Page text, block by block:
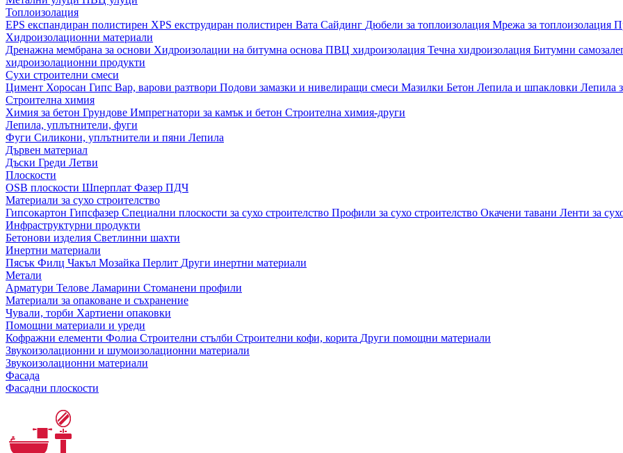
Топлоизолация
EPS експандиран полистирен XPS екструдиран полистирен Вата Сайдинг Дюбели за топлоизолация Мрежа за топлоизолация
Хидроизолационни материали
Дренажна мембрана за основи Хидроизолации на битумна основа ПВЦ хидроизолация Течна хидроизолация Битумни
хидроизолационни продукти
Сухи строителни смеси
Цимент Хоросан Гипс Вар, варови разтвори Подови замазки и нивелиращи смеси Мазилки Бетон Лепила и шпакловки Лепила
Строителна химия
Химия за бетон Грундове Импрегнатори за камък и бетон Строителна химия-други
Лепила, уплътнители, фуги
Фуги Силикони, уплътнители и пяни Лепила
Дървен материал
Дъски Греди Летви
Плоскости
OSB плоскости Шперплат Фазер ПДЧ
Материали за сухо строителство
Гипсокартон Гипсфазер Специални плоскости за сухо строителство Профили за сухо строителство Окачени тавани Ленти за
Инфраструктурни продукти
Бетонови изделия Светлинни шахти
Инертни материали
Пясък Филц Чакъл Мозайкa Перлит Други инертни материали
Метали
Арматури Телове Ламарини Стоманени профили
Материали за опаковане и съхранение
Чували, торби Хартиени опаковки
Помощни материали и уреди
Кофражни елементи Фолиа Строителни стълби Строителни кофи, корита Други помощни материали
Звукоизолационни и шумоизолационни материали
Звукоизолационни материали
Фасада
Фасадни плоскости